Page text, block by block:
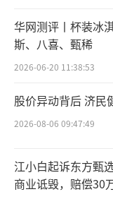
华网测评丨杯装冰
斯、八喜、甄稀
2026-06-20 11:38:53
股价异动背后 济民
2026-08-06 09:47:49
江小白起诉东方甄
商业诋毁，赔偿30